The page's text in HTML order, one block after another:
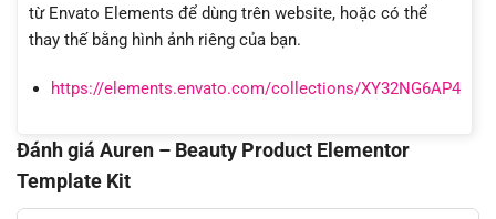
từ Envato Elements để dùng trên website, hoặc có thể
thay thế bằng hình ảnh riêng của bạn.
https://elements.envato.com/collections/XY32NG6AP4
Đánh giá Auren – Beauty Product Elementor
Template Kit